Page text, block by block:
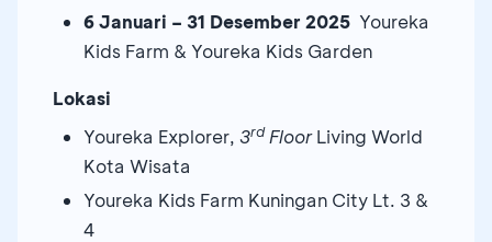
6 Januari – 31 Desember 2025 Youreka
Kids Farm & Youreka Kids Garden
Lokasi
Youreka Explorer, 3rd FloorLiving World
Kota Wisata
Youreka Kids Farm Kuningan City Lt. 3 &
4